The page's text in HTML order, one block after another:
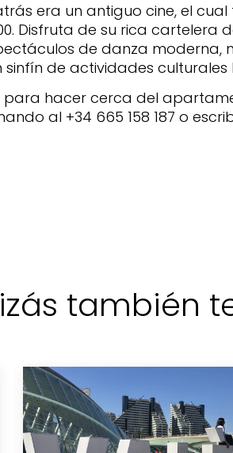
era un antiguo cine, el
Disfruta de su rica
de danza moderna,
sinfín de actividades
para hacer cerca del
al +34 665 158 187 o
también